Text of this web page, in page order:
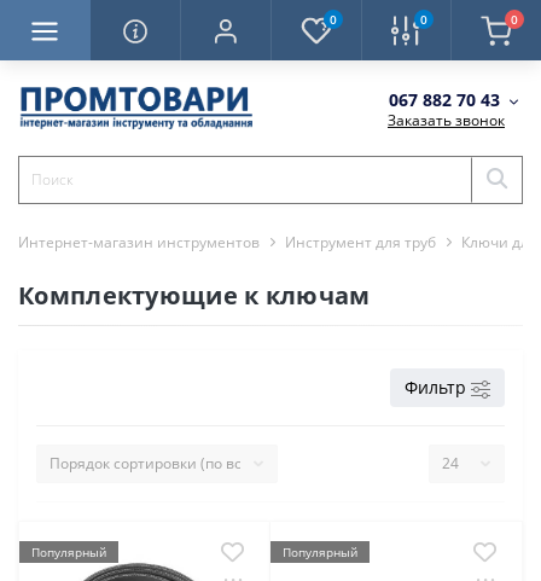
0 0 0
067 882 70 43
Заказать звонок
Интернет-магазин инструментов Инструмент для труб Ключи для
Комплектующие к ключам
Фильтр
Популярный Популярный